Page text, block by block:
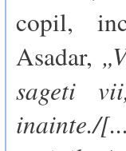
copil,
Asadar,
sageti
inainte./